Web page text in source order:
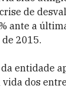
de
ante a
2015.
entidade
vida dos